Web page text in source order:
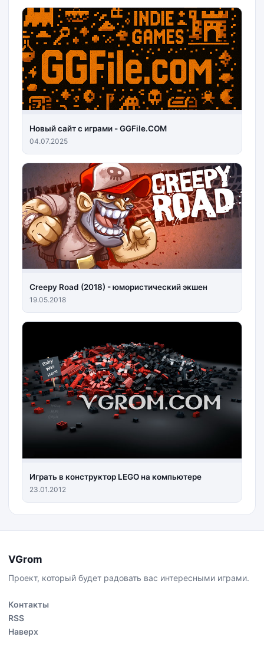
Новый сайт с играми - GGFile.COM
04.07.2025
Creepy Road (2018) - юмористический экшен
19.05.2018
Играть в конструктор LEGO на компьютере
23.01.2012
VGrom
Проект, который будет радовать вас интересными играми.
Контакты
RSS
Наверх